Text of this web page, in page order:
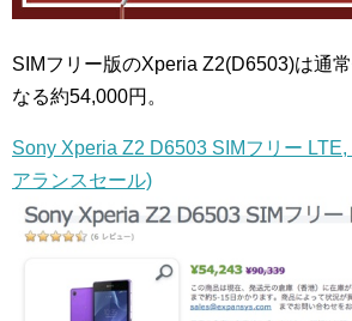
SIMフリー版のXperia Z2(D6503)は通
なる約54,000円。
Sony Xperia Z2 D6503 SIMフリー LTE,
アランスセール)